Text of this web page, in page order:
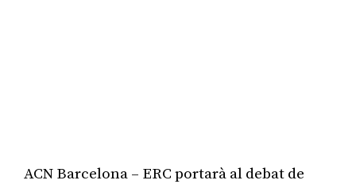
ACN Barcelona – ERC portarà al debat de